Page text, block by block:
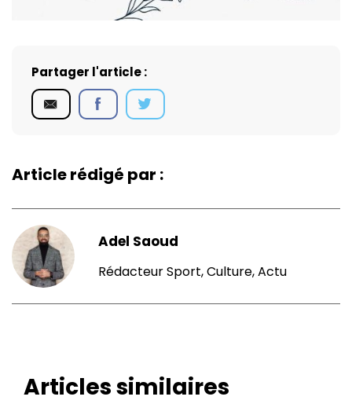
Partager l'article :
Article rédigé par :
Adel Saoud
Rédacteur Sport, Culture, Actu
Articles similaires